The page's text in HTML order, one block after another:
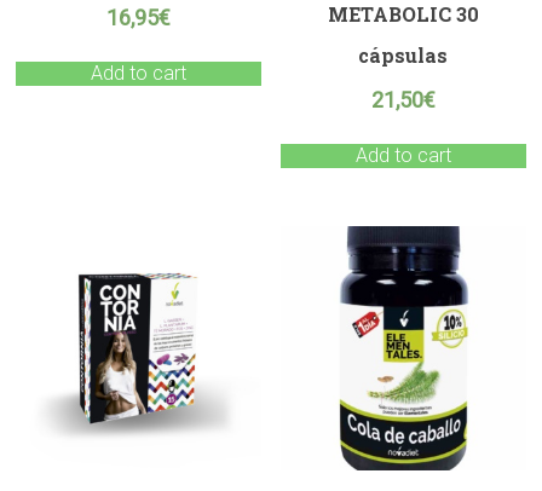
16,95€
Add to cart
METABOLIC 30
cápsulas
21,50€
Add to cart